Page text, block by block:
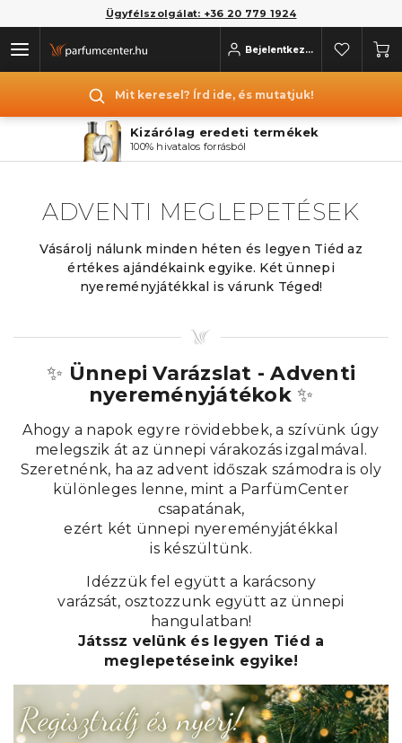
Ügyfélszolgálat: +36 20 779 1924
Bejelentkezés
Mit keresel? Írd ide, és mutatjuk!
Kizárólag eredeti termékek
100% hivatalos forrásból
ADVENTI MEGLEPETÉSEK
Vásárolj nálunk minden héten és legyen Tiéd az
értékes ajándékaink egyike. Két ünnepi
nyereményjátékkal is várunk Téged!
✨ Ünnepi Varázslat - Adventi
nyereményjátékok ✨
Ahogy a napok egyre rövidebbek, a szívünk úgy
melegszik át az ünnepi várakozás izgalmával.
Szeretnénk, ha az advent időszak számodra is oly
különleges lenne, mint a ParfümCenter
csapatának,
ezért két ünnepi nyereményjátékkal
is készültünk.
Idézzük fel együtt a karácsony
varázsát, osztozzunk együtt az ünnepi
hangulatban!
Játssz velünk és legyen Tiéd a
meglepetéseink egyike!